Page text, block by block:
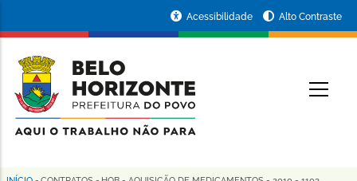
conteúdo
principal
da
Prefeitura
de
Acessibilidade Alto Contraste